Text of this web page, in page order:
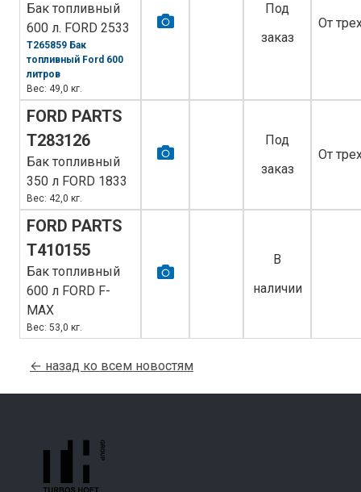
Бак топливный
600 л. FORD 2533
T265859 Бак
топливный Ford 600
литров
Вес: 49,0 кг.
Под
заказ
От
FORD PARTS
T283126
Бак топливный
350 л FORD 1833
Вес: 42,0 кг.
Под
заказ
От
FORD PARTS
T410155
Бак топливный
600 л FORD F-
MAX
Вес: 53,0 кг.
В
наличии
← назад ко всем новостям